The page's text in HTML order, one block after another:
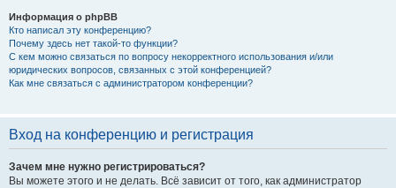
Информация о phpBB
Кто написал эту конференцию?
Почему здесь нет такой-то функции?
С кем можно связаться по вопросу некорректного использования и/или
юридических вопросов, связанных с этой конференцией?
Как мне связаться с администратором конференции?
Вход на конференцию и регистрация
Зачем мне нужно регистрироваться?
Вы можете этого и не делать. Всё зависит от того, как администратор